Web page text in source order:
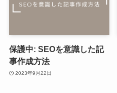
保護中: SEOを意識した記
事作成方法
2023年9月22日